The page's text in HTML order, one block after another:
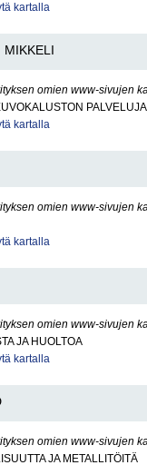
kartalla
MIKKELI
omien www-sivujen
kartalla
omien www-sivujen
kartalla
omien www-sivujen
JA HUOLTOA
kartalla
omien www-sivujen
JA METALLITÖITÄ